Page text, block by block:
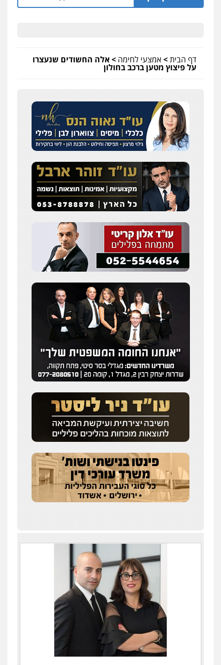
דף הבית>אמצעי לחימה >אלה החשודים שנעצרו
על פיצוץ מטען ברכב בחולון
פלילי כלכלי עורכי דין לענייני אסירים
0525060666
גיא זהבי משרד עורכי דין
פלילי משפחה
503456449
עו"ד איהאב ג'לג'ולי
פלילי מעצרים וחקירות עורכי דין לענייני
אסירים